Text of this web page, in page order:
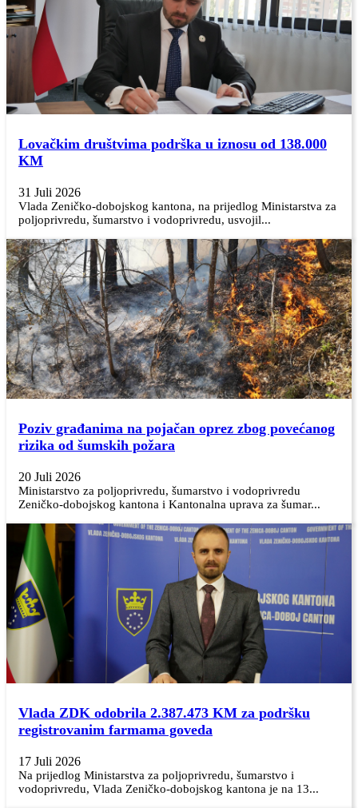
Lovačkim društvima podrška u iznosu od 138.000
KM
31 Juli 2026
Vlada Zeničko-dobojskog kantona, na prijedlog Ministarstva za
poljoprivredu, šumarstvo i vodoprivredu, usvojil...
Poziv građanima na pojačan oprez zbog povećanog
rizika od šumskih požara
20 Juli 2026
Ministarstvo za poljoprivredu, šumarstvo i vodoprivredu
Zeničko-dobojskog kantona i Kantonalna uprava za šumar...
Vlada ZDK odobrila 2.387.473 KM za podršku
registrovanim farmama goveda
17 Juli 2026
Na prijedlog Ministarstva za poljoprivredu, šumarstvo i
vodoprivredu, Vlada Zeničko-dobojskog kantona je na 13...